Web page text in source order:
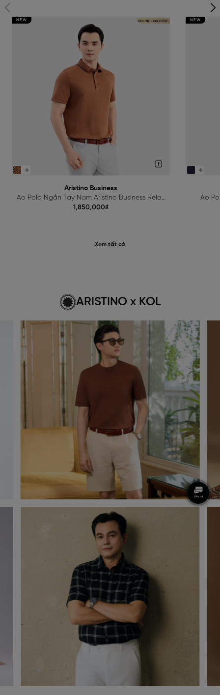
NEW
Aristino Business
Áo Polo Ngắn Tay Nam Aristino Business Relax
1PS601EDP01
1,850,000₫
NEW
Áo
Xem tất cả
ARISTINO x KOL